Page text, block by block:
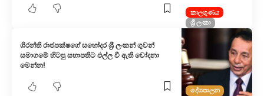
කාලගුණය
ශ්‍රී ලංකා
දේශපාලන
ශිරන්ති රාජපක්ෂගේ සහෝදර ශ්‍රී ලංකන් ගුවන්
සමාගමේ හිටපු සභාපතිට එල්ල වී ඇති චෝදනා
මෙන්න!